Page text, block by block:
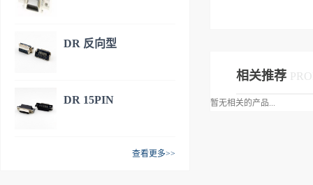
DR 反向型
DR 15PIN
查看更多>>
相关推荐
暂无相关的产品...